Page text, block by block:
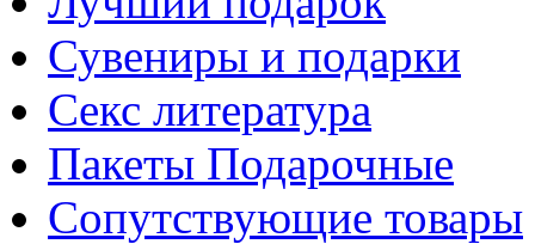
Сувениры и подарки
Секс литература
Пакеты Подарочные
Сопутствующие товары